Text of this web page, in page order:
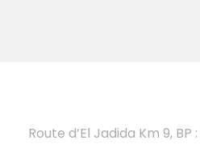
Route d’El Jadida Km 9, BP